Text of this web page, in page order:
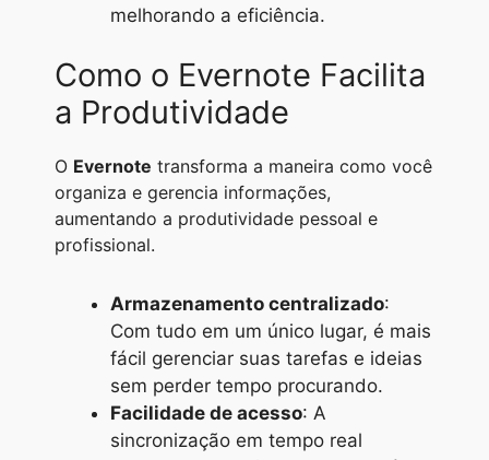
melhorando a eficiência.
Como o Evernote Facilita
a Produtividade
O Evernote transforma a maneira como você
organiza e gerencia informações,
aumentando a produtividade pessoal e
profissional.
Armazenamento centralizado:
Com tudo em um único lugar, é mais
fácil gerenciar suas tarefas e ideias
sem perder tempo procurando.
Facilidade de acesso: A
sincronização em tempo real